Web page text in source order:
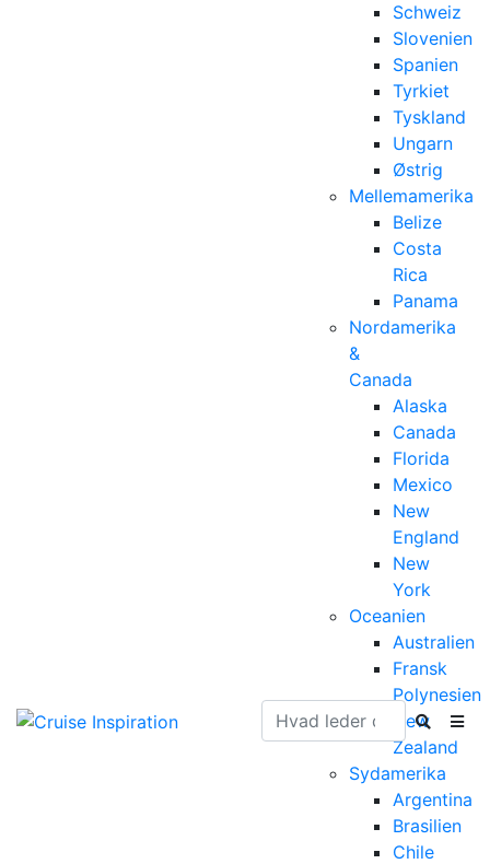
Schweiz
Slovenien
Spanien
Tyrkiet
Tyskland
Ungarn
Østrig
Mellemamerika
Belize
Costa
Rica
Panama
Nordamerika
&
Canada
Alaska
Canada
Florida
Mexico
New
England
New
York
Oceanien
Australien
Fransk
Polynesien
New
Zealand
Sydamerika
Argentina
Brasilien
Chile